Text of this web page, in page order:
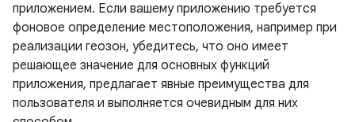
приложением. Если вашему приложению требуется
фоновое определение местоположения, например при
реализации геозон, убедитесь, что оно имеет
решающее значение для основных функций
приложения, предлагает явные преимущества для
пользователя и выполняется очевидным для них